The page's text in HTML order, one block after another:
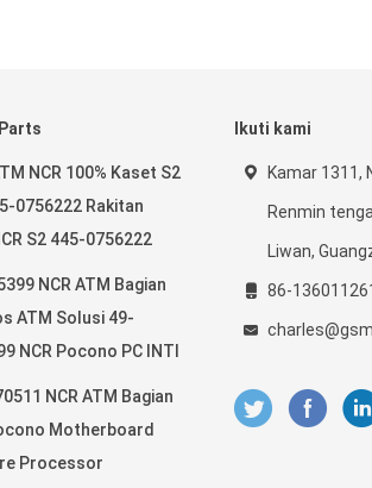
NCR 100% Kaset S2
0756222 Rakitan
S2 445-0756222
NCR ATM Bagian
ATM Solusi 49-
NCR Pocono PC INTI
NCR ATM Bagian
Motherboard
Processor
Ikuti kami
Kamar 1311,
Renmin
Liwan,
86-